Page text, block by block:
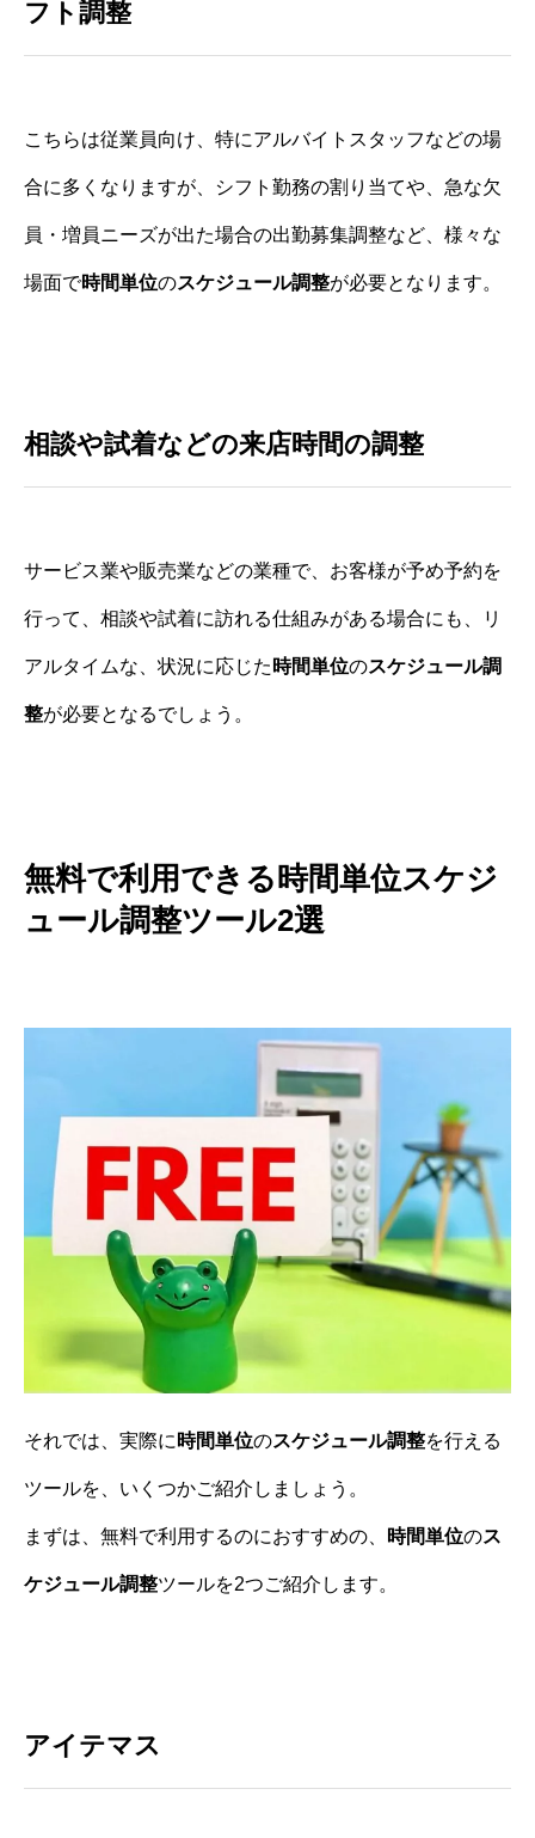
フト調整
こちらは従業員向け、特にアルバイトスタッフなどの場
合に多くなりますが、シフト勤務の割り当てや、急な欠
員・増員ニーズが出た場合の出勤募集調整など、様々な
場面で時間単位のスケジュール調整が必要となります。
相談や試着などの来店時間の調整
サービス業や販売業などの業種で、お客様が予め予約を
行って、相談や試着に訪れる仕組みがある場合にも、リ
アルタイムな、状況に応じた 時間単位のスケジュール調
整が必要となるでしょう。
無料で利用できる時間単位スケジ
ュール調整ツール2選
それでは、実際に 時間単位のスケジュール調整を行える
ツールを、いくつかご紹介しましょう。
まずは、無料で利用するのにおすすめの、 時間単位のス
ケジュール調整ツールを2つご紹介します。
アイテマス